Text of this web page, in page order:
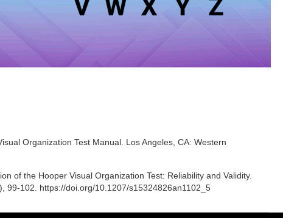
Organization Test Manual. Los Angeles, CA: Western
of the Hooper Visual Organization Test: Reliability and Validity.
99-102. https://doi.org/10.1207/s15324826an1102_5